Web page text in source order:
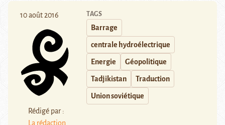
10 août 2016
Rédigé par :
La rédaction
TAGS
Barrage
centrale hydroélectrique
Energie Géopolitique
Tadjikistan Traduction
Union soviétique